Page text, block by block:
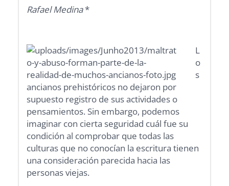
Rafael Medina*
L
o
s
ancianos prehistóricos no dejaron por
supuesto registro de sus actividades o
pensamientos. Sin embargo, podemos
imaginar con cierta seguridad cuál fue su
condición al comprobar que todas las
culturas que no conocían la escritura tienen
una consideración parecida hacia las
personas viejas.